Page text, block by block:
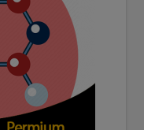
مختلفی
باشد.
گزینه
ها